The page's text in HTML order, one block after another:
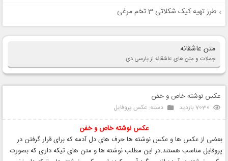
طرز تهیه کیک شکلاتی 3 تخم مرغی
متن عاشقانه
جملات و متن های عاشقانه از پارسی دی
عکس نوشته خاص و خفن
7030 بازدید دسته: عکس پروفایل
عکس نوشتهخاص و خفن
بعضی از عکس ها و عکس نوشته ها حرف های دل آدمه که برای قرار گرفتن در
پروفایل مناسب هستند.در این مطلب نوشته ها و متن های تیکه داری که بصورت